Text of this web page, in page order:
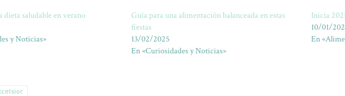
dieta saludable en verano
y Noticias»
Guía para una alimentación balanceada en estas
fiestas
13/02/2025
En «Curiosidades y Noticias»
Inicia
10/01/
En